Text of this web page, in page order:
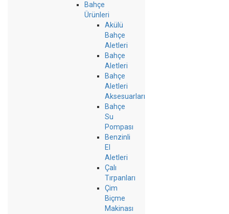
Bahçe
Ürünleri
Akülü
Bahçe
Aletleri
Bahçe
Aletleri
Bahçe
Aletleri
Aksesuarları
Bahçe
Su
Pompası
Benzinli
El
Aletleri
Çalı
Tırpanları
Çim
Biçme
Makinası